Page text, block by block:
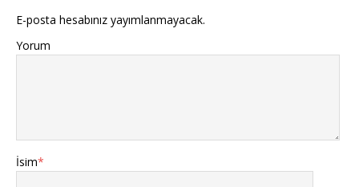
E-posta hesabınız yayımlanmayacak.
Yorum
İsim*